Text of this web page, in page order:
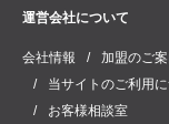
運営会社について
会社情報 加盟のご
当サイトのご利用
お客様相談室